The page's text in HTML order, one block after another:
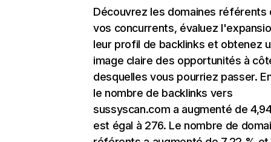
Découvrez les domaines référents
vos concurrents, évaluez
leur profil de backlinks et obtenez
image claire des opportunités à
desquelles vous pourriez passer.
le nombre de backlinks vers
sussyscan.com a augmenté de
est égal à 276. Le nombre de